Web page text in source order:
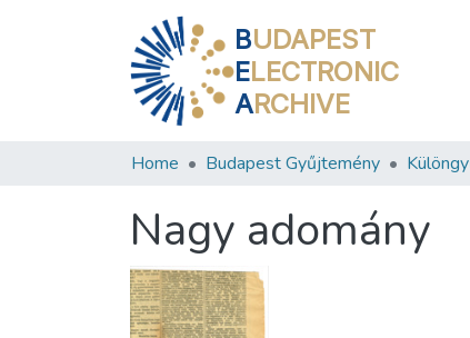
BUDAPEST
ELECTRONIC
ARCHIVE
Home Budapest Gyűjtemény
Nagy adomány